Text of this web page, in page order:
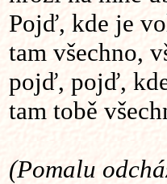
Pojď, kde je
tam všechno,
pojď, pojď,
tam tobě
(Pomalu